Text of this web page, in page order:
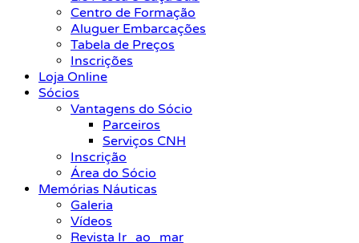
Centro de Formação
Aluguer Embarcações
Tabela de Preços
Inscrições
Loja Online
Sócios
Vantagens do Sócio
Parceiros
Serviços CNH
Inscrição
Área do Sócio
Memórias Náuticas
Galeria
Vídeos
Revista Ir_ao_mar